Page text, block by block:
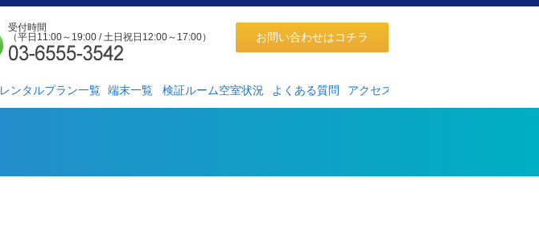
お問い合わせはコチラ
受付時間
（平日11:00～19:00 / 土日祝日12:00～17:00）
レンタルプラン一覧 端末一覧 検証ルーム空室状況 よくある質問 アクセス